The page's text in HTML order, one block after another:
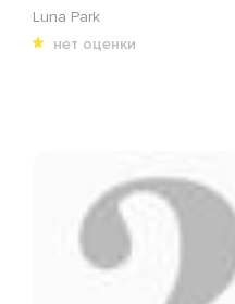
Luna Park
нет оценки